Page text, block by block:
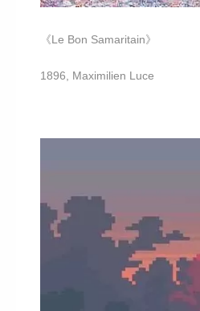
《Le Bon Samaritain》
1896, Maximilien Luce